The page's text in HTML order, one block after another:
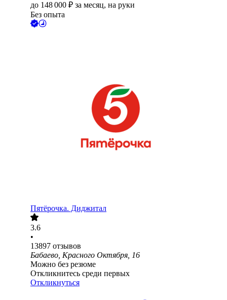
до 148 000 ₽ за месяц, на руки
Без опыта
Пятёрочка. Диджитал
3.6
•
13897 отзывов
Бабаево, Красного Октября, 16
Можно без резюме
Откликнитесь среди первых
Откликнуться